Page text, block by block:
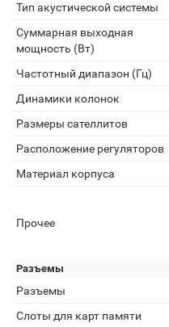
Тип акустической системы
Суммарная выходная
мощность (Вт)
Частотный диапазон (Гц)
Динамики колонок
Размеры сателлитов
Расположение регуляторов
Материал корпуса
Прочее
Разъемы
Разъемы
Слоты для карт памяти